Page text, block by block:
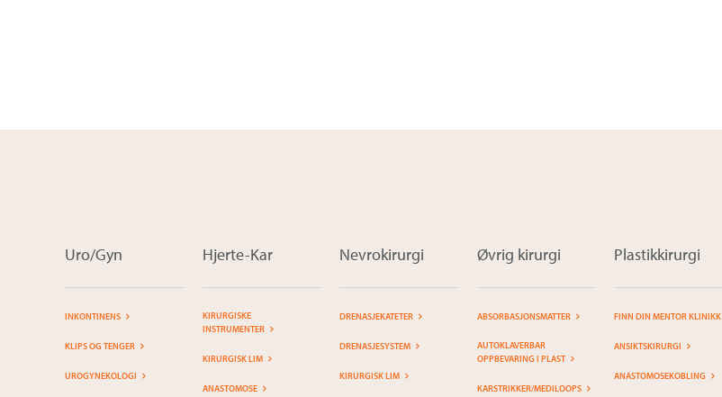
Uro/Gyn
INKONTINENS
KLIPS OG TENGER
UROGYNEKOLOGI
Hjerte-Kar
KIRURGISKE
INSTRUMENTER
KIRURGISK LIM
ANASTOMOSE
Nevrokirurgi
DRENASJEKATETER
DRENASJESYSTEM
KIRURGISK LIM
Øvrig kirurgi
ABSORBASJONSMATTER
AUTOKLAVERBAR
OPPBEVARING I PLAST
KARSTRIKKER/MEDILOOPS
Plastikkirurgi
FINN DIN MENTOR KLINIKK
ANSIKTSKIRURGI
ANASTOMOSEKOBLING